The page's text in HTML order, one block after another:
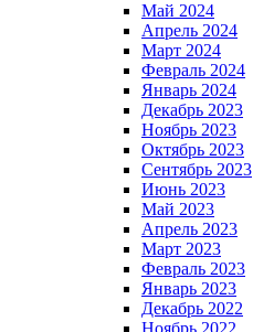
Май 2024
Апрель 2024
Март 2024
Февраль 2024
Январь 2024
Декабрь 2023
Ноябрь 2023
Октябрь 2023
Сентябрь 2023
Июнь 2023
Май 2023
Апрель 2023
Март 2023
Февраль 2023
Январь 2023
Декабрь 2022
Ноябрь 2022